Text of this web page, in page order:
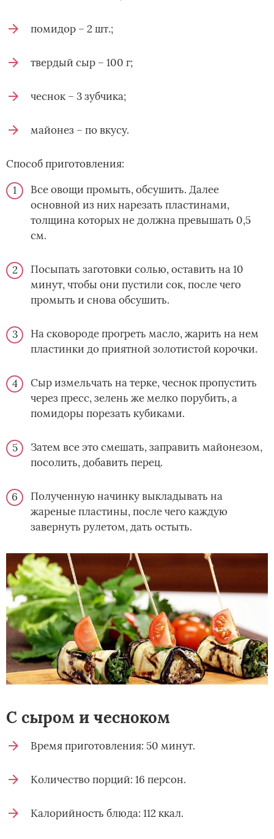
помидор – 2 шт.;
твердый сыр – 100 г;
чеснок – 3 зубчика;
майонез – по вкусу.
Способ приготовления:
Все овощи промыть, обсушить. Далее
основной из них нарезать пластинами,
толщина которых не должна превышать 0,5
см.
Посыпать заготовки солью, оставить на 10
минут, чтобы они пустили сок, после чего
промыть и снова обсушить.
На сковороде прогреть масло, жарить на нем
пластинки до приятной золотистой корочки.
Сыр измельчать на терке, чеснок пропустить
через пресс, зелень же мелко порубить, а
помидоры порезать кубиками.
Затем все это смешать, заправить майонезом,
посолить, добавить перец.
Полученную начинку выкладывать на
жареные пластины, после чего каждую
завернуть рулетом, дать остыть.
С сыром и чесноком
Время приготовления: 50 минут.
Количество порций: 16 персон.
Калорийность блюда: 112 ккал.